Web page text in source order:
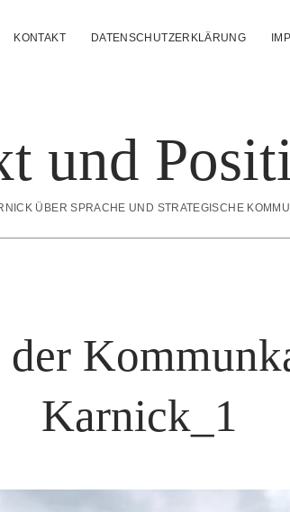
KONTAKT DATENSCHUTZERKLÄRUNG
und
ÜBER SPRACHE UND STRATEGISCHE
der
Karnick_1